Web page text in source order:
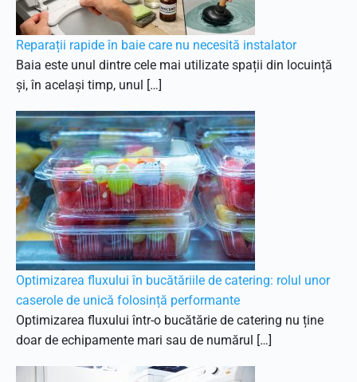
Reparații rapide în baie care nu necesită instalator
Baia este unul dintre cele mai utilizate spații din locuință
și, în același timp, unul […]
Optimizarea fluxului în bucătăriile de catering: rolul unor
caserole de unică folosință performante
Optimizarea fluxului într-o bucătărie de catering nu ține
doar de echipamente mari sau de numărul […]